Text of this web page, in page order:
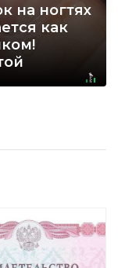
на ногтях
как
метод